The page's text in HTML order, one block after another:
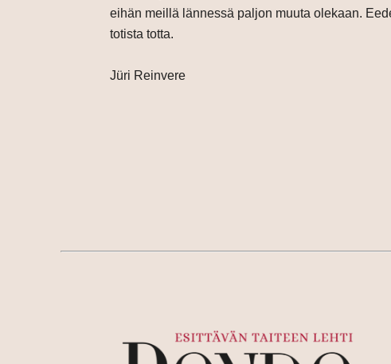
eihän meillä lännessä paljon muuta olekaan.
totista totta.
Jüri Reinvere